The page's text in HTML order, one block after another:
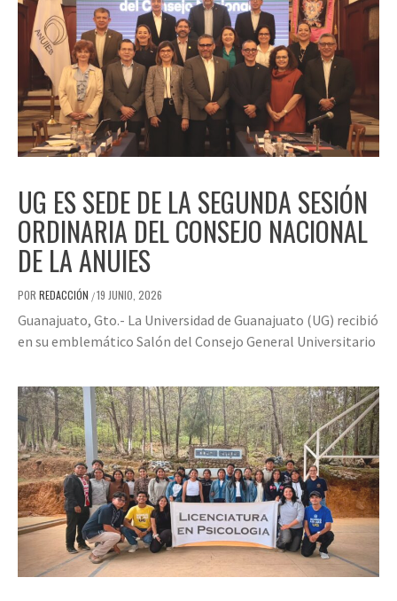
UG ES SEDE DE LA SEGUNDA SESIÓN
ORDINARIA DEL CONSEJO NACIONAL
DE LA ANUIES
POR REDACCIÓN /19 JUNIO, 2026
Guanajuato, Gto.- La Universidad de Guanajuato (UG) recibió
en su emblemático Salón del Consejo General Universitario